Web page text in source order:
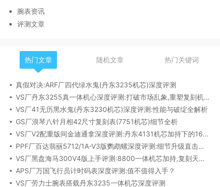
腕表资讯
评测文章
热门文章 随机文章 热门关键词
真假对决:ARF厂四代绿水鬼(丹东3235机芯)深度评测
VS厂丹东3255真一体机心深度评测:打破市场乱象,重塑复刻机芯新标杆​
VS厂41无历黑水鬼(丹东3230机芯)深度评测:性能与破绽全解析
GS厂浪琴八针月相42尺寸复刻表(7751机芯)细节全析
VS厂V2配重版间金迪通拿深度评测:丹东4131机芯加持下的165克精密之作​
PPF厂百达翡丽5712/1A-V3版鹦鹉螺深度评测:细节升级直击正品
VS厂黑盘海马300V4版上手评测:8800一体机芯加持,复刻天花板实至名归?
APS厂万国飞行员计时码表深度评测:值不值得入手？
VS厂劳力士腕表搭载丹东3235一体机芯深度评测